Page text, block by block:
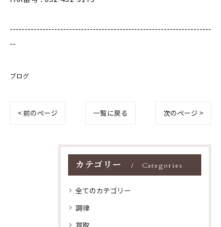
--------------------------------------------------------------------
--
ブログ
< 前のページ 一覧に戻る 次のページ >
カテゴリー Categories
全てのカテゴリー
調律
買取